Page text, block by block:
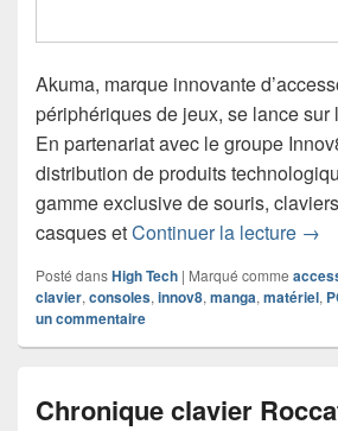
Akuma, marque innovante
périphériques de jeux, se lance sur
En partenariat avec le groupe
distribution de produits
gamme exclusive de souris,
casques etContinuer la lecture →
Posté dansHigh Tech | Marqué comme
clavier, consoles, innov8, manga, matériel,
un commentaire
Chronique clavier